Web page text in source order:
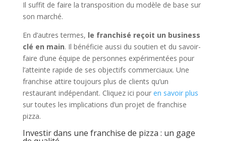
Il suffit de faire la transposition du modèle de base sur
son marché.
En d’autres termes, le franchisé reçoit un business
clé en main. Il bénéficie aussi du soutien et du savoir-
faire d’une équipe de personnes expérimentées pour
l’atteinte rapide de ses objectifs commerciaux. Une
franchise attire toujours plus de clients qu’un
restaurant indépendant. Cliquez ici pour en savoir plus
sur toutes les implications d’un projet de franchise
pizza.
Investir dans une franchise de pizza : un gage